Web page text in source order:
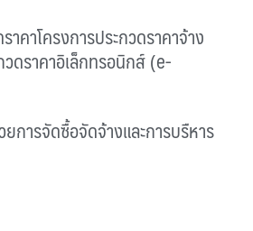
าโครงการประกวดราคาจ้าง
ดราคาอิเล็กทรอนิกส์ (e-
การจัดซื้อจัดจ้างและการบรืหาร